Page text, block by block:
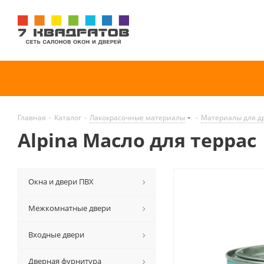
Главная - Каталог - Лакокрасочные материалы - Материалы для
Alpina Масло для террас
Окна и двери ПВХ
Межкомнатные двери
Входные двери
Дверная фурнитура